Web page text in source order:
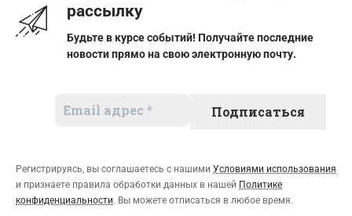
рассылку
Будьте в курсе событий! Получайте последние
новости прямо на свою электронную почту.
Регистрируясь, вы соглашаетесь с нашими Условиями использования
и признаете правила обработки данных в нашей Политике
конфиденциальности. Вы можете отписаться в любое время.